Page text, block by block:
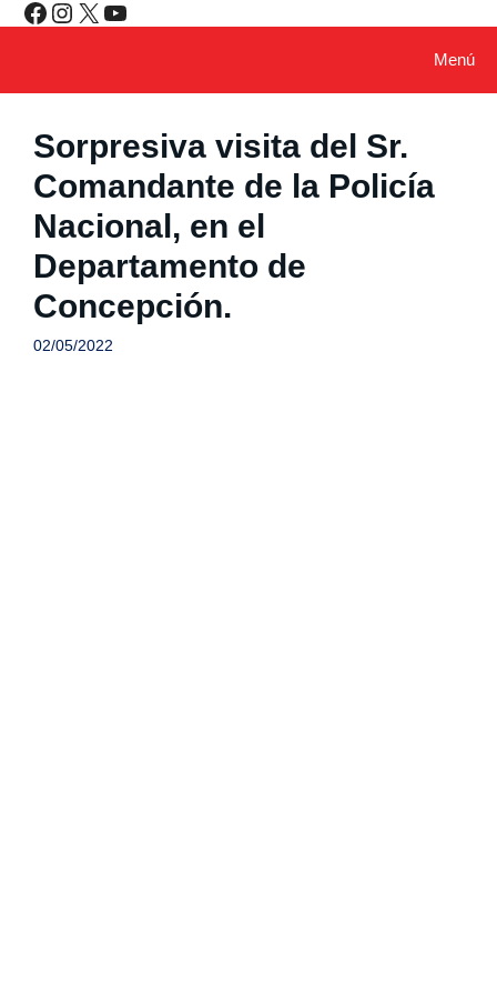
Saltar
Facebook Instagram X YouTube
Menú
Sorpresiva visita del Sr.
Comandante de la Policía
Nacional, en el
Departamento de
Concepción.
02/05/2022